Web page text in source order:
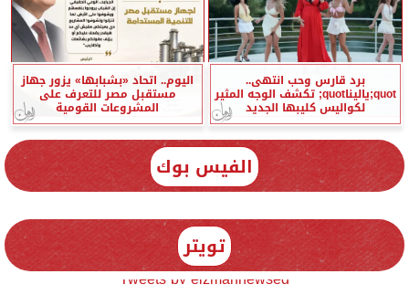
برد قارس وحب انتهى..
quot;ياليناquot; تكشف الوجه المثير
لكواليس كليبها الجديد
اليوم.. اتحاد «بشبابها» يزور جهاز
مستقبل مصر للتعرف على
المشروعات القومية
الفيس بوك
تويتر
Tweets by elzmannewseg